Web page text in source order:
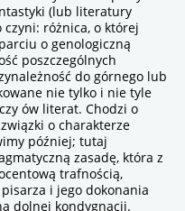
(lub literatury
różnica, o której
o genologiczną
poszczególnych
do górnego lub
nie tylko i nie tyle
ów literat. Chodzi o
o charakterze
później; tutaj
zasadę, która z
trafnością,
i jego dokonania
dolnej kondygnacji.